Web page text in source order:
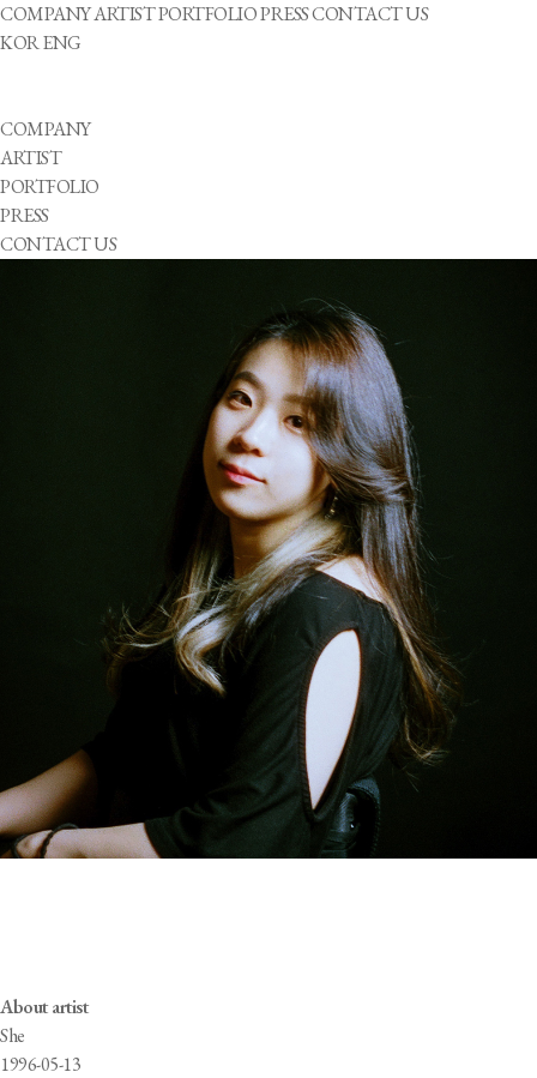
COMPANYARTISTPORTFOLIOPRESSCONTACT US
KORENG
COMPANY
ARTIST
PORTFOLIO
PRESS
CONTACT US
About artist
She
1996-05-13